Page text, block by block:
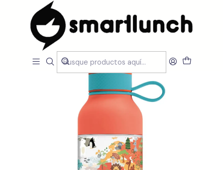
LOJA Garrafas
Garrafa Quokka Map of Life 430 ml